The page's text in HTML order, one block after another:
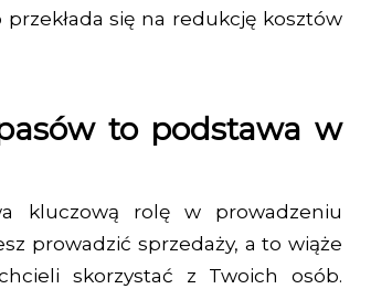
się na redukcję kosztów
to podstawa w
kluczową rolę w prowadzeniu
prowadzić sprzedaży, a to wiąże
skorzystać z Twoich osób.